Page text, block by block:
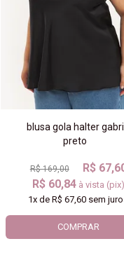
blusa gola halter
preto
R$ 169,00
R$
R$ 60,84 à vista (pix)
1x deR$ 67,60 sem
COMPRAR